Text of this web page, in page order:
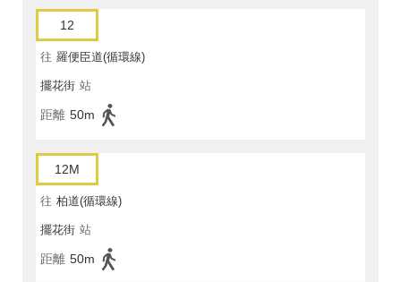
12
往 羅便臣道(循環線)
擺花街 站
距離 50m
12M
往 柏道(循環線)
擺花街 站
距離 50m